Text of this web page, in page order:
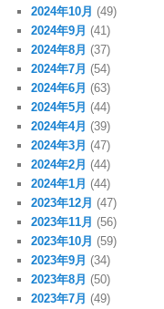
2024年10月 (49)
2024年9月 (41)
2024年8月 (37)
2024年7月 (54)
2024年6月 (63)
2024年5月 (44)
2024年4月 (39)
2024年3月 (47)
2024年2月 (44)
2024年1月 (44)
2023年12月 (47)
2023年11月 (56)
2023年10月 (59)
2023年9月 (34)
2023年8月 (50)
2023年7月 (49)